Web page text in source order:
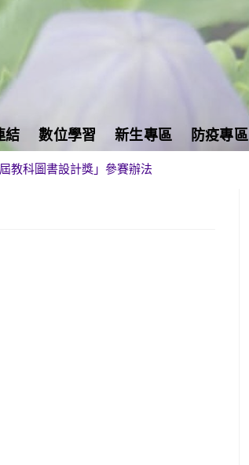
結 數位學習 新生專區 防疫專區
教科圖書設計獎」參賽辦法